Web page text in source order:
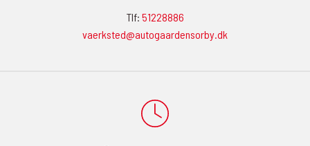
Tlf: 51228886
vaerksted@autogaardensorby.dk